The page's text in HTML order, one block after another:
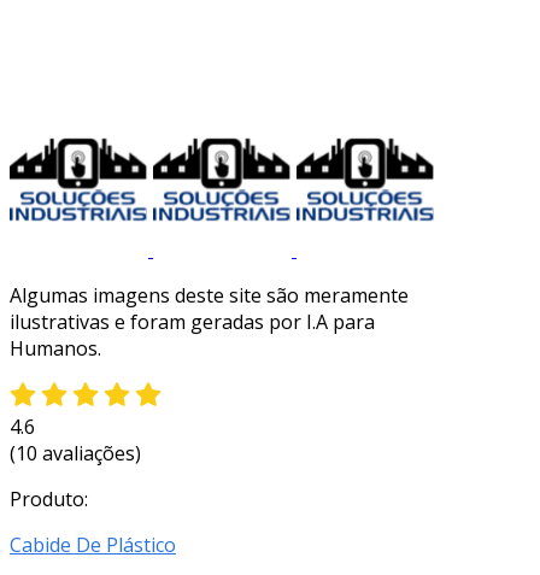
Algumas imagens deste site são meramente
ilustrativas e foram geradas por I.A para
Humanos.
4.6
(10 avaliações)
Produto:
Cabide De Plástico